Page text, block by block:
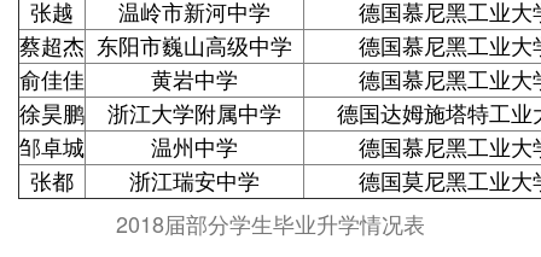
张越 温岭市新河中学
德国慕尼黑工业大
蔡超杰 东阳市巍山高级中学
德国慕尼黑工业大
俞佳佳
黄岩中学
德国慕尼黑工业大
徐昊鹏
浙江大学附属中学
德国达姆施塔特工业
邹卓城
温州中学
德国慕尼黑工业大
张都
浙江瑞安中学 德国莫尼黑工业大
2018届部分学生毕业升学情况表